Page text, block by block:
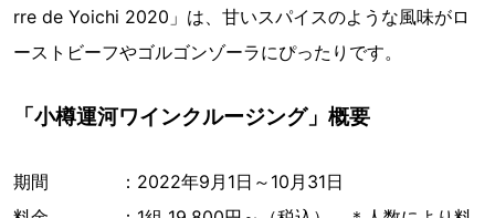
rre de Yoichi 2020」は、甘いスパイスのような風味がロ
ーストビーフやゴルゴンゾーラにぴったりです。
「小樽運河ワインクルージング」概要
期間 ：2022年9月1日～10月31日